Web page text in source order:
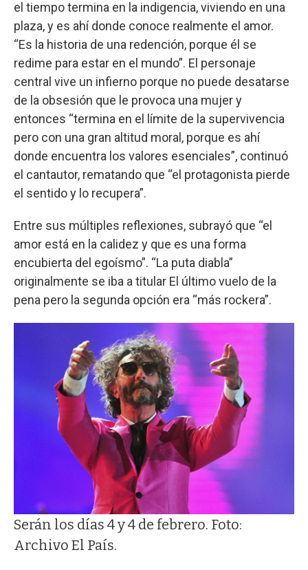
el tiempo termina en la indigencia, viviendo en una
plaza, y es ahí donde conoce realmente el amor.
“Es la historia de una redención, porque él se
redime para estar en el mundo”. El personaje
central vive un infierno porque no puede desatarse
de la obsesión que le provoca una mujer y
entonces “termina en el límite de la supervivencia
pero con una gran altitud moral, porque es ahí
donde encuentra los valores esenciales”, continuó
el cantautor, rematando que “el protagonista pierde
el sentido y lo recupera”.
Entre sus múltiples reflexiones, subrayó que “el
amor está en la calidez y que es una forma
encubierta del egoísmo”. “La puta diabla”
originalmente se iba a titular El último vuelo de la
pena pero la segunda opción era “más rockera”.
Serán los días 4 y 4 de febrero. Foto:
Archivo El País.